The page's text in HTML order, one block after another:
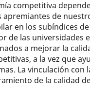
competitiva
apremiantes de
en los subíndices
de las universidades
a mejorar la
a la vez que
La vinculación con
de la calidad